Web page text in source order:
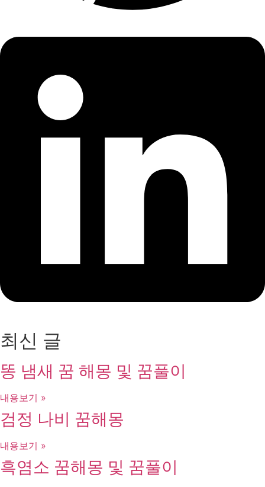
최신 글
똥 냄새 꿈 해몽 및 꿈풀이
내용보기 »
검정 나비 꿈해몽
내용보기 »
흑염소 꿈해몽 및 꿈풀이